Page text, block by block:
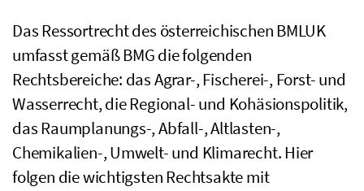
Das Ressortrecht des österreichischenBMLUK
umfasst gemäßBMGdie folgenden
Rechtsbereiche: das Agrar-, Fischerei-, Forst- und
Wasserrecht, die Regional- und Kohäsionspolitik,
das Raumplanungs-, Abfall-, Altlasten-,
Chemikalien-, Umwelt- und Klimarecht. Hier
folgen die wichtigsten Rechtsakte mit